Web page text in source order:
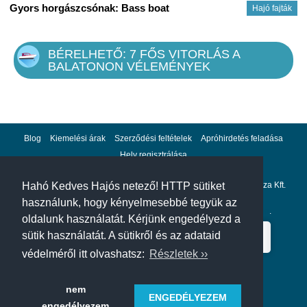
Hahó Kedves Hajós netező! HTTP sütiket
használunk, hogy kényelmesebbé tegyük az
oldalunk használatát. Kérjünk engedélyezd a
sütik használatát. A sütikről és az adataid
védelméről itt olvashatsz: Részletek ››
nem
ENGEDÉLYEZEM
Hajó fajták
Gyors horgászcsónak: Bass boat
BÉRELHETŐ: 7 FŐS VITORLÁS A
BALATONON VÉLEMÉNYEK
Blog Kiemelési árak Szerződési feltételek
Apróhirdetés feladása
Hely regisztrálása
Adatvédelem Impresszum A hahohajo.hu kiadója a GlobalPlaza Kft.
A hahohajo.hu online bankkártyás fizetési partnere az